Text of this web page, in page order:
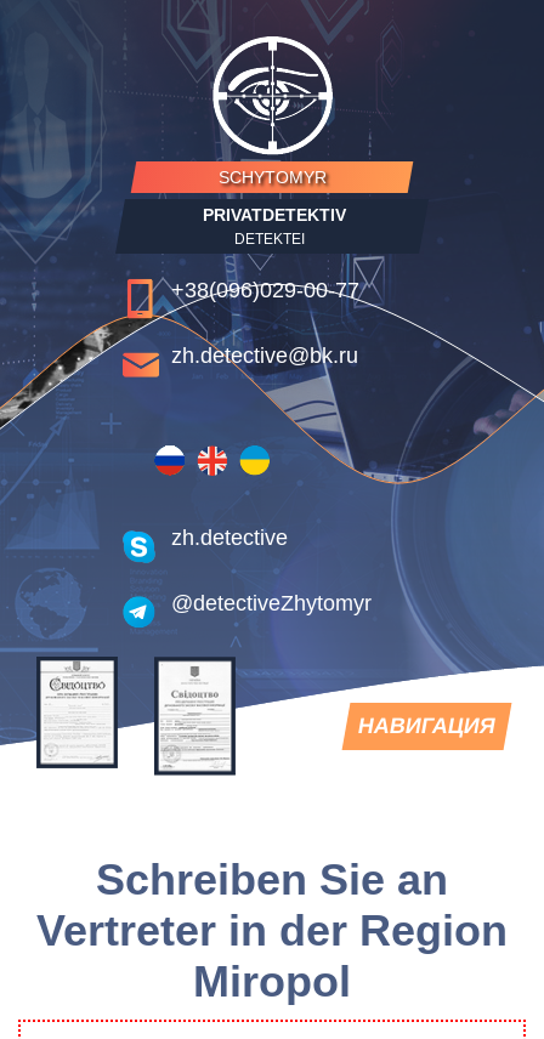
SCHYTOMYR
PRIVATDETEKTIV
DETEKTEI
+38(096)029-00-77
zh.detective@bk.ru
zh.detective
@detectiveZhytomyr
TOGGLE
NAVIGATION
НАВИГАЦИЯ
Schreiben Sie an
Vertreter in der Region
Miropol